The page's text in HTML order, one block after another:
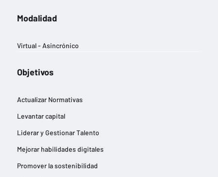
Modalidad
Virtual - Asincrónico
Objetivos
Actualizar Normativas
Levantar capital
Liderar y Gestionar Talento
Mejorar habilidades digitales
Promover la sostenibilidad